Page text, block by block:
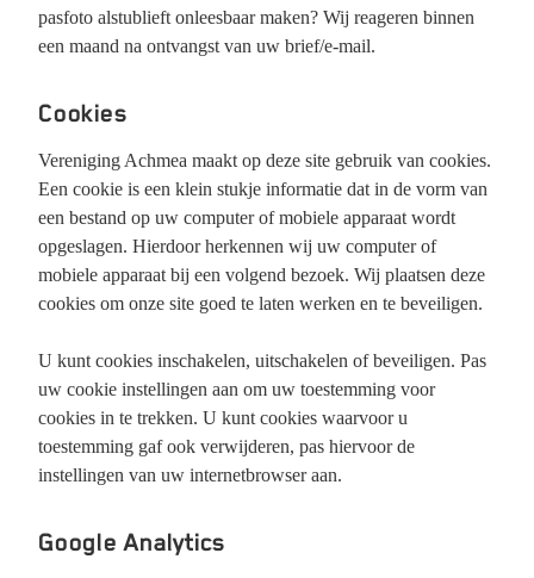
pasfoto alstublieft onleesbaar maken? Wij reageren binnen
een maand na ontvangst van uw brief/e-mail.
Cookies
Vereniging Achmea maakt op deze site gebruik van cookies.
Een cookie is een klein stukje informatie dat in de vorm van
een bestand op uw computer of mobiele apparaat wordt
opgeslagen. Hierdoor herkennen wij uw computer of
mobiele apparaat bij een volgend bezoek. Wij plaatsen deze
cookies om onze site goed te laten werken en te beveiligen.
U kunt cookies inschakelen, uitschakelen of beveiligen. Pas
uw cookie instellingen aan om uw toestemming voor
cookies in te trekken. U kunt cookies waarvoor u
toestemming gaf ook verwijderen, pas hiervoor de
instellingen van uw internetbrowser aan.
Google Analytics